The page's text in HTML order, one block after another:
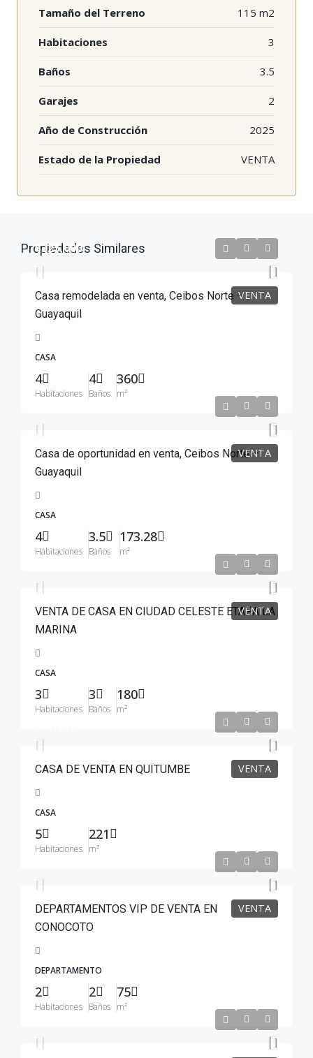
Tamaño del Terreno 115 m2
Habitaciones 3
Baños 3.5
Garajes 2
Año de Construcción 2025
Estado de la Propiedad VENTA
Propiedades Similares
VENTA
$325,000
Casa remodelada en venta, Ceibos Norte –
Guayaquil
CASA
4
Habitaciones
4
Baños
360
m²
VENTA
Casa de oportunidad en venta, Ceibos Norte –
Guayaquil
CASA
4
Habitaciones
3.5
Baños
173.28
m²
VENTA
VENTA DE CASA EN CIUDAD CELESTE ETAPA LA
MARINA
CASA
3
Habitaciones
3
Baños
180
m²
VENTA
CASA DE VENTA EN QUITUMBE
CASA
5
Habitaciones
221
m²
VENTA
DEPARTAMENTOS VIP DE VENTA EN
CONOCOTO
DEPARTAMENTO
2
Habitaciones
2
Baños
75
m²